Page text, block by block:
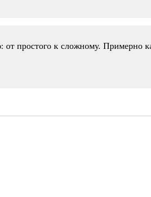
простого к сложному. Примерно